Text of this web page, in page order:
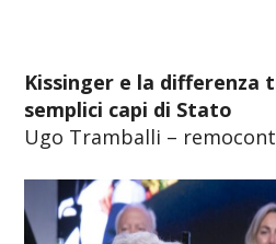
Kissinger e la differenza
semplici capi di Stato
Ugo Tramballi –